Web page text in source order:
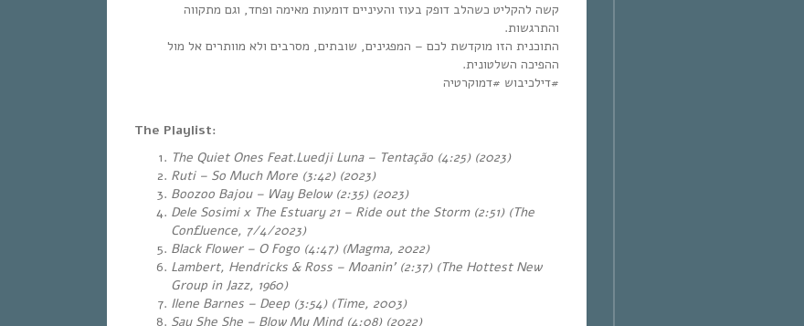
קשה להקליט כשהלב דופק בעוז והעיניים דומעות מאימה ופחד, וגם מתקווה
והתרגשות.
התוכנית הזו מוקדשת לכם – המפגינים, שובתים, מסרבים ולא מוותרים אל מול
ההפיכה השלטונית.
#דילכיבוש #דמוקרטיה
The Playlist:
The Quiet Ones Feat.Luedji Luna – Tentação (4:25) (2023)
Ruti – So Much More (3:42) (2023)
Boozoo Bajou – Way Below (2:35) (2023)
Dele Sosimi x The Estuary 21 – Ride out the Storm (2:51) (The
Confluence, 7/4/2023)
Black Flower – O Fogo (4:47) (Magma, 2022)
Lambert, Hendricks & Ross – Moanin’ (2:37) (The Hottest New
Group in Jazz, 1960)
Ilene Barnes – Deep (3:54) (Time, 2003)
Say She She – Blow My Mind (4:08) (2022)